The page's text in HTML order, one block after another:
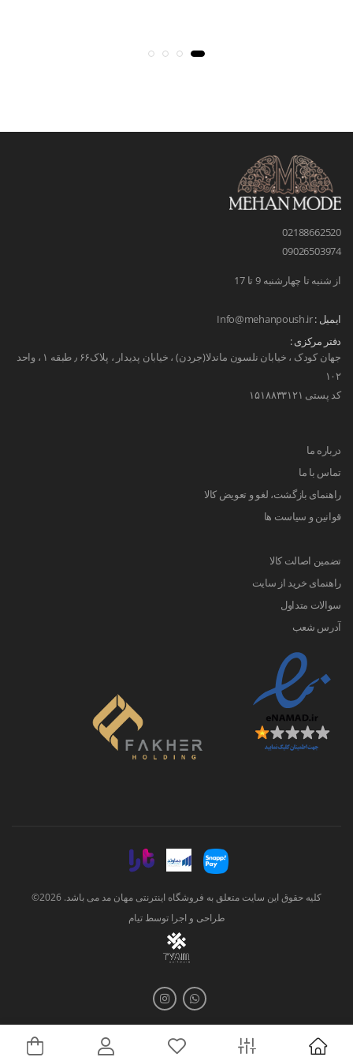
02188662520
09026503974
از شنبه تا چهارشنبه 9 تا 17
ایمیل :Info@mehanpoush.ir
دفتر مرکزی :
جهان کودک ، خیابان نلسون ماندلا(جردن) ، خیابان پدیدار ، پلاک۶۶ ٫ طبقه ۱ ، واحد
۱۰۲
کد پستی ۱۵۱۸۸۳۳۱۲۱
درباره ما
تماس با ما
راهنمای بازگشت، لغو و تعویض کالا
قوانین و سیاست ها
تضمین اصالت کالا
راهنمای خرید از سایت
سوالات متداول
آدرس شعب
کلیه حقوق این سایت متعلق به فروشگاه اینترنتی مهان مد می باشد. 2026©
طراحی و اجرا توسطتیام